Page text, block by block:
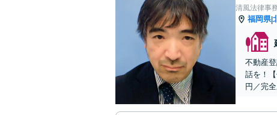
清風法律事
福岡県|
不動産
話を！
円／完